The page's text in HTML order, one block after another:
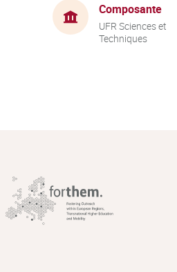
Composante
UFR Sciences et
Techniques